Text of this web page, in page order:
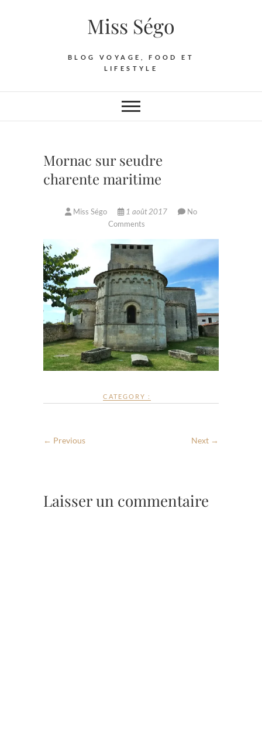
Miss Ségo
BLOG VOYAGE, FOOD ET
LIFESTYLE
Mornac sur seudre
charente maritime
Miss Ségo 1 août 2017
No
Comments
CATEGORY :
← Previous Next →
Laisser un commentaire